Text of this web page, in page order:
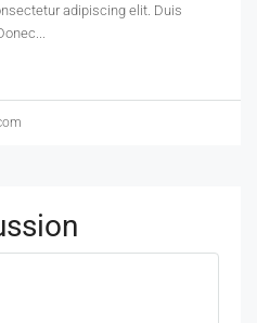
adipiscing elit. Duis